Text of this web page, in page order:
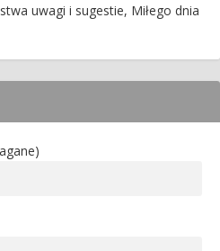
uwagi i sugestie, Miłego dnia